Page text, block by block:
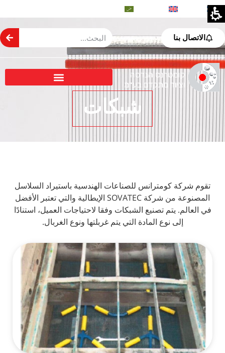
الاتصال بنا
شبكات
تقوم شركة كومترانس للصناعات الهندسية باستيراد السلاسل
المصنوعة من شركة SOVATEC الإيطالية والتي تعتبر الأفضل
في العالم. يتم تصنيع الشبكات وفقا لاحتياجات العميل، استنادًا
إلى نوع المادة التي يتم غربلتها ونوع الغربال.